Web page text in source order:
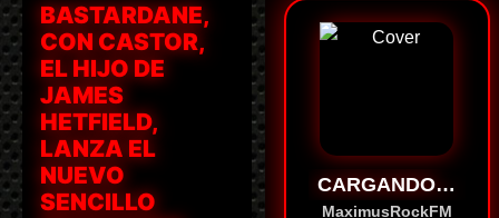
BASTARDANE,
CON CASTOR,
EL HIJO DE
JAMES
HETFIELD,
LANZA EL
NUEVO
SENCILLO
CARGANDO…
MaximusRockFM